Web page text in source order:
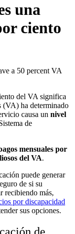
una
ciento
del VA significa
(VA) ha determinado
causa un nivel
de
mensuales por
del VA.
puede generar
de si su
recibiendo más,
por discapacidad
sus opciones.
de